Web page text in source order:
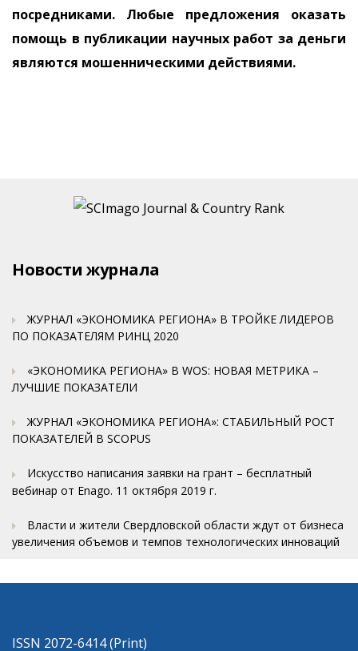
посредниками. Любые предложения оказать
помощь в публикации научных работ за деньги
являются мошенническими действиями.
Новости журнала
ЖУРНАЛ «ЭКОНОМИКА РЕГИОНА» В ТРОЙКЕ ЛИДЕРОВ
ПО ПОКАЗАТЕЛЯМ РИНЦ 2020
«ЭКОНОМИКА РЕГИОНА» В WOS: НОВАЯ МЕТРИКА –
ЛУЧШИЕ ПОКАЗАТЕЛИ
ЖУРНАЛ «ЭКОНОМИКА РЕГИОНА»: СТАБИЛЬНЫЙ РОСТ
ПОКАЗАТЕЛЕЙ В SCOPUS
Искусство написания заявки на грант – бесплатный
вебинар от Enago. 11 октября 2019 г.
Власти и жители Свердловской области ждут от бизнеса
увеличения объемов и темпов технологических инноваций
ISSN 2072-6414 (Print)